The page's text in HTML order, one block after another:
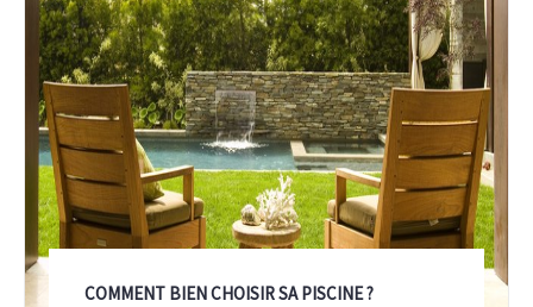
COMMENT BIEN CHOISIR SA PISCINE ?